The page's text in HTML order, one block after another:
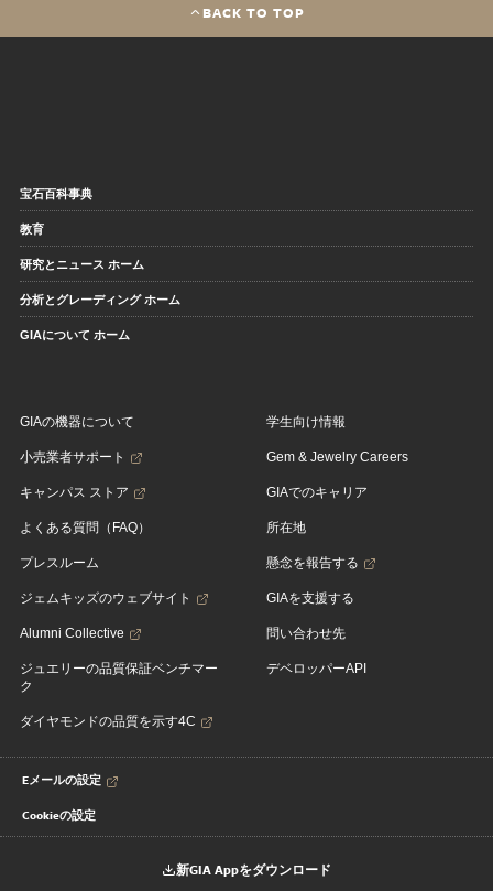
BACK TO TOP
宝石百科事典
教育
研究とニュース ホーム
分析とグレーディング ホーム
GIAについて ホーム
GIAの機器について
小売業者サポート
キャンパス ストア
よくある質問（FAQ）
プレスルーム
ジェムキッズのウェブサイト
Alumni Collective
ジュエリーの品質保証ベンチマー
ク
ダイヤモンドの品質を示す4C
学生向け情報
Gem & Jewelry Careers
GIAでのキャリア
所在地
懸念を報告する
GIAを支援する
問い合わせ先
デベロッパーAPI
Eメールの設定
Cookieの設定
新GIA Appをダウンロード